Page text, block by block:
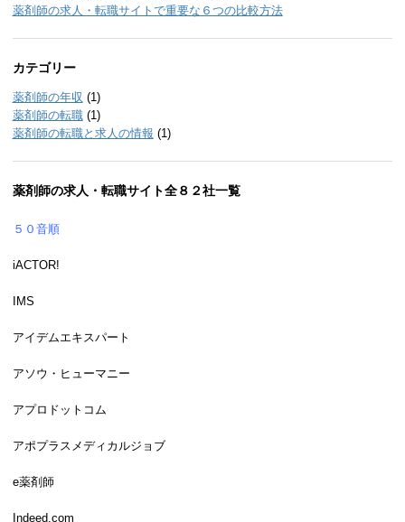
薬剤師の求人・転職サイトで重要な６つの比較方法
カテゴリー
薬剤師の年収 (1)
薬剤師の転職(1)
薬剤師の転職と求人の情報 (1)
薬剤師の求人・転職サイト全８２社一覧
５０音順
iACTOR!
IMS
アイデムエキスパート
アソウ・ヒューマニー
アプロドットコム
アポプラスメディカルジョブ
e薬剤師
Indeed.com